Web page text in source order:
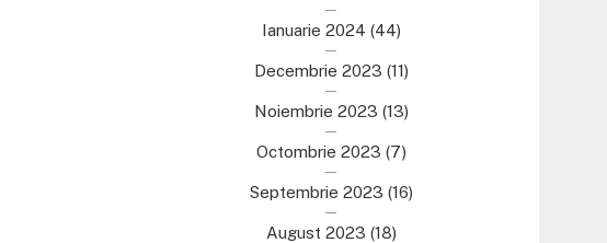
Ianuarie 2024 (44)
Decembrie 2023 (11)
Noiembrie 2023 (13)
Octombrie 2023 (7)
Septembrie 2023 (16)
August 2023 (18)